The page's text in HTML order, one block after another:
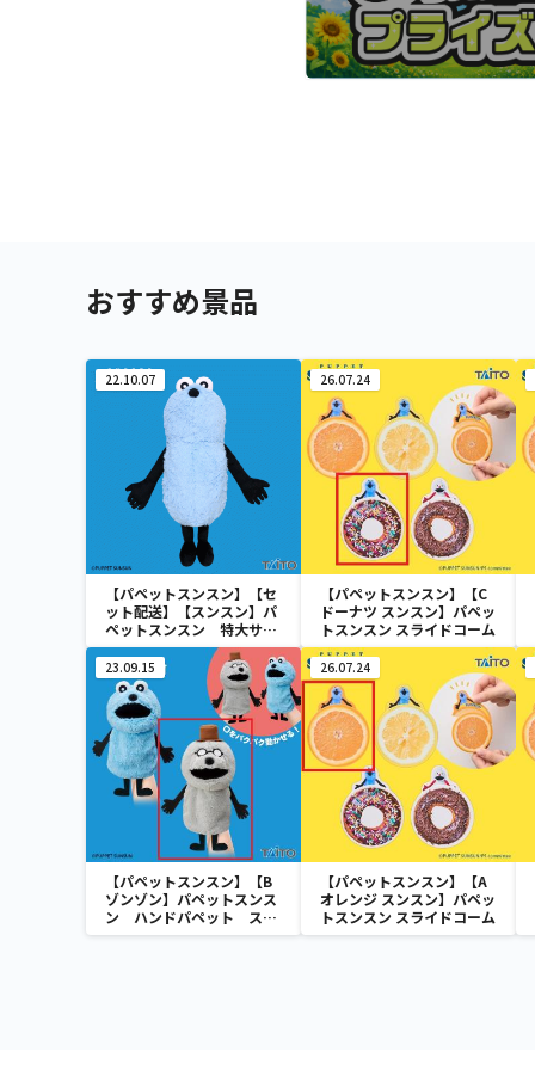
おすすめ景品
22.10.07
【パペットスンスン】【セ
ット配送】【スンスン】パ
ペットスンスン 特大サイ
ズぬいぐるみ スンスン
26.07.24
【パペットスンスン】【C
ドーナツ スンスン】パペッ
トスンスン スライドコーム
23.09.15
【パペットスンスン】【B
ゾンゾン】パペットスンス
ン ハンドパペット スン
スン＆ゾンゾン
26.07.24
【パペットスンスン】【A
オレンジ スンスン】パペッ
トスンスン スライドコーム